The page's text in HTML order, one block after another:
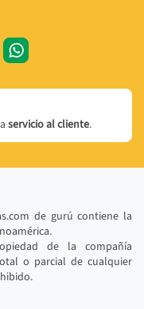
servicio al cliente.
de gurú contiene la
de la compañía
o parcial de cualquier